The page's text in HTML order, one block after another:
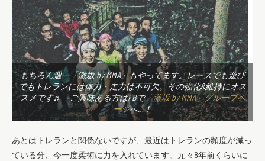
もちろん週一「激坂 by MMA」もやってます。レースでも遊び
でもトレランには体力・走力は不可欠。その強化&維持にオス
スメです♬ ご興味ある方はFBで「激坂 by MMA」グループペ
ージへ…！
あとはトレランと関係ないですが、最近はトレランの頻度が減っ
ている分、今一度柔術に力を入れています。元々8年前くらいに